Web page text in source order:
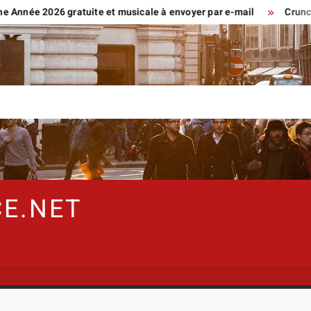
2026 gratuite et musicale à envoyer par e-mail Crunchscan :